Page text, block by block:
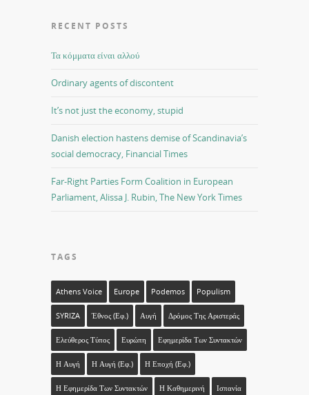
RECENT POSTS
Τα κόμματα είναι αλλού
Ordinary agents of discontent
It’s not just the economy, stupid
Danish election hastens demise of Scandinavia’s
social democracy, Financial Times
Far-Right Parties Form Coalition in European
Parliament, Alissa J. Rubin, The New York Times
TAGS
Athens Voice Europe Podemos Populism
SYRIZA Έθνος (εφ.) Αυγή Δρόμος Της Αριστεράς
Ελεύθερος Τύπος Ευρώπη Εφημερίδα Των Συντακτών
Η Αυγή Η Αυγή (εφ.) Η Εποχή (εφ.)
Η Εφημερίδα Των Συντακτών Η Καθημερινή Ισπανία